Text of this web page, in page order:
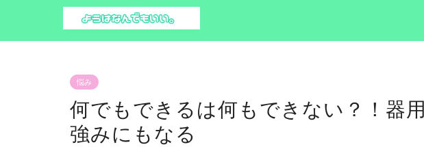
悩み
何でもできるは何もできない？！器
強みにもなる